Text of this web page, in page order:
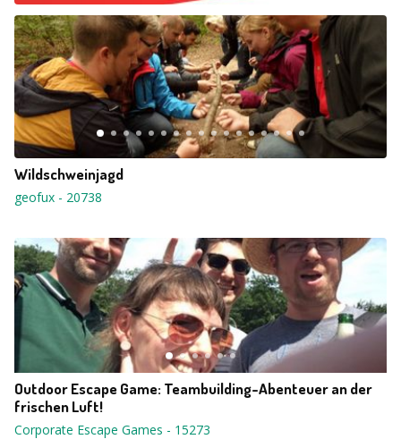
Wildschweinjagd
geofux - 20738
Outdoor Escape Game: Teambuilding-Abenteuer an der
frischen Luft!
Corporate Escape Games - 15273